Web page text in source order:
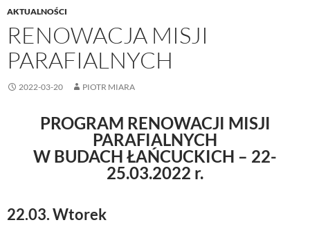
AKTUALNOŚCI
RENOWACJA MISJI
PARAFIALNYCH
2022-03-20 PIOTR MIARA
PROGRAM RENOWACJI MISJI
PARAFIALNYCH
W BUDACH ŁAŃCUCKICH – 22-
25.03.2022 r.
22.03. Wtorek